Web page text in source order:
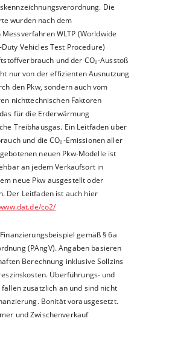
Die
wurden nach dem
WLTP (Worldwide
Vehicles Test Procedure)
und der CO₂-Ausstoß
nur von der effizienten Ausnutzung
den Pkw, sondern auch vom
nichttechnischen Faktoren
für die Erderwärmung
Treibhausgas. Ein Leitfaden über
und die CO₂-Emissionen aller
neuen Pkw-Modelle ist
an jedem Verkaufsort in
neue Pkw ausgestellt oder
Der Leitfaden ist auch hier
co2/
gemäß § 6a
(PAngV). Angaben basieren
Berechnung inklusive Sollzins
Überführungs- und
zusätzlich an und sind nicht
Bonität vorausgesetzt.
und Zwischenverkauf